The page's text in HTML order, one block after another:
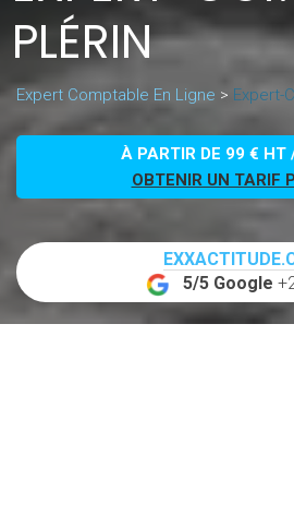
PLÉRIN
Expert Comptable En Ligne > Expert-
À PARTIR DE 99 €
OBTENIR UN TARIF
5/5 Google